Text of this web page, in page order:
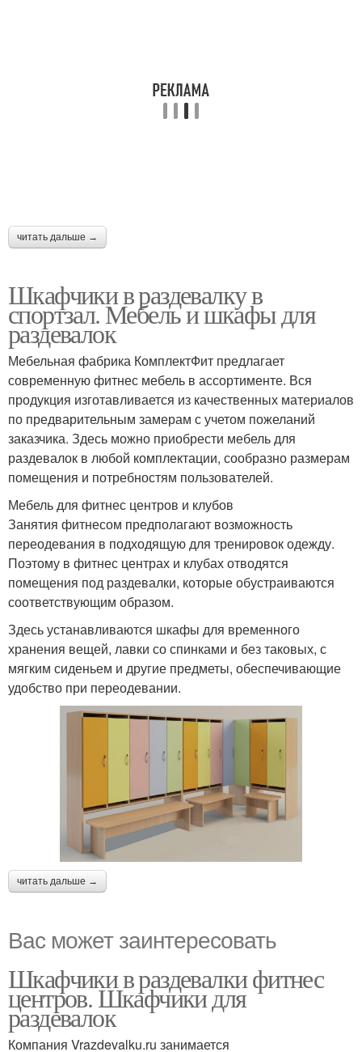
читать дальше →
Шкафчики в раздевалку в
спортзал. Мебель и шкафы для
раздевалок
Мебельная фабрика КомплектФит предлагает
современную фитнес мебель в ассортименте. Вся
продукция изготавливается из качественных материалов
по предварительным замерам с учетом пожеланий
заказчика. Здесь можно приобрести мебель для
раздевалок в любой комплектации, сообразно размерам
помещения и потребностям пользователей.
Мебель для фитнес центров и клубов
Занятия фитнесом предполагают возможность
переодевания в подходящую для тренировок одежду.
Поэтому в фитнес центрах и клубах отводятся
помещения под раздевалки, которые обустраиваются
соответствующим образом.
Здесь устанавливаются шкафы для временного
хранения вещей, лавки со спинками и без таковых, с
мягким сиденьем и другие предметы, обеспечивающие
удобство при переодевании.
читать дальше →
Вас может заинтересовать
Шкафчики в раздевалки фитнес
центров. Шкафчики для
раздевалок
Компания Vrazdevalku.ru занимается